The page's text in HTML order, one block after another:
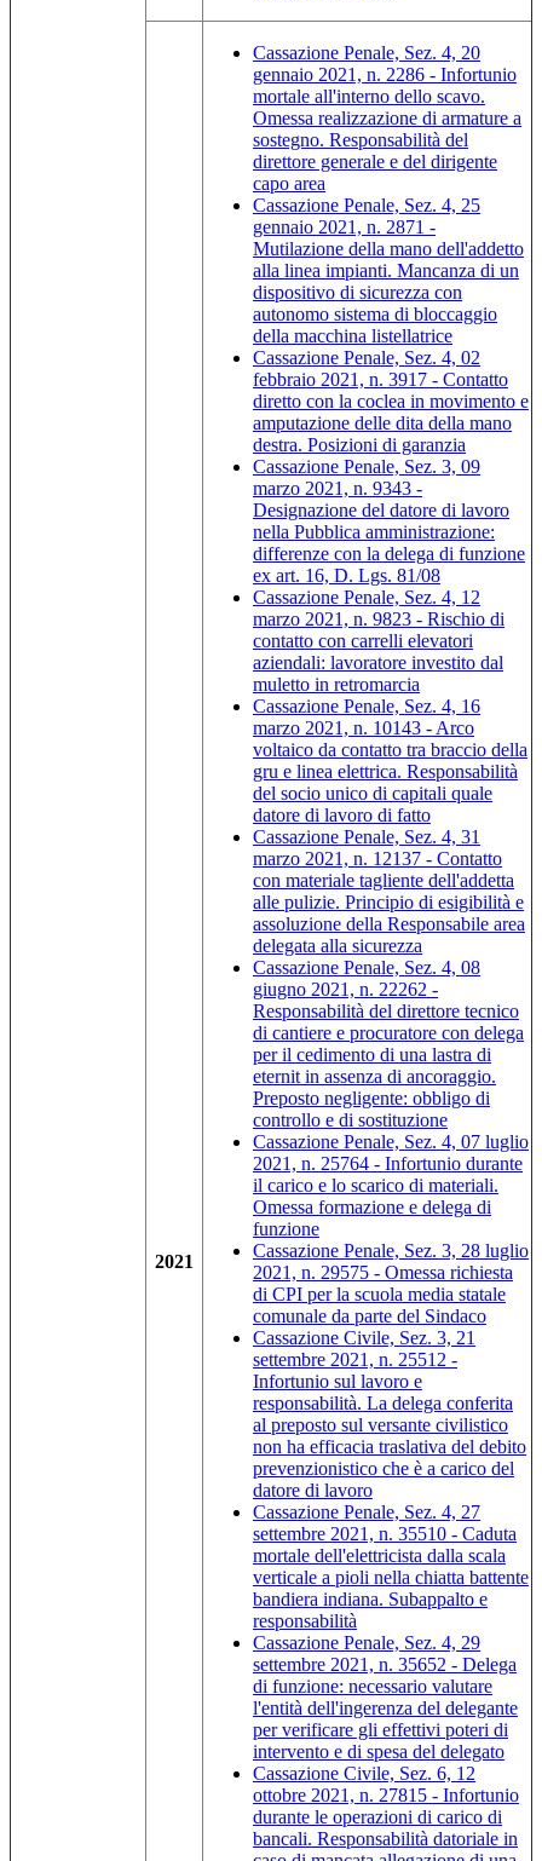
2021
Cassazione Penale, Sez. 4, 20
gennaio 2021, n. 2286 - Infortunio
mortale all'interno dello scavo.
Omessa realizzazione di armature a
sostegno. Responsabilità del
direttore generale e del dirigente
capo area
Cassazione Penale, Sez. 4, 25
gennaio 2021, n. 2871 -
Mutilazione della mano dell'addetto
alla linea impianti. Mancanza di un
dispositivo di sicurezza con
autonomo sistema di bloccaggio
della macchina listellatrice
Cassazione Penale, Sez. 4, 02
febbraio 2021, n. 3917 - Contatto
diretto con la coclea in movimento e
amputazione delle dita della mano
destra. Posizioni di garanzia
Cassazione Penale, Sez. 3, 09
marzo 2021, n. 9343 -
Designazione del datore di lavoro
nella Pubblica amministrazione:
differenze con la delega di funzione
ex art. 16, D. Lgs. 81/08
Cassazione Penale, Sez. 4, 12
marzo 2021, n. 9823 - Rischio di
contatto con carrelli elevatori
aziendali: lavoratore investito dal
muletto in retromarcia
Cassazione Penale, Sez. 4, 16
marzo 2021, n. 10143 - Arco
voltaico da contatto tra braccio della
gru e linea elettrica. Responsabilità
del socio unico di capitali quale
datore di lavoro di fatto
Cassazione Penale, Sez. 4, 31
marzo 2021, n. 12137 - Contatto
con materiale tagliente dell'addetta
alle pulizie. Principio di esigibilità e
assoluzione della Responsabile area
delegata alla sicurezza
Cassazione Penale, Sez. 4, 08
giugno 2021, n. 22262 -
Responsabilità del direttore tecnico
di cantiere e procuratore con delega
per il cedimento di una lastra di
eternit in assenza di ancoraggio.
Preposto negligente: obbligo di
controllo e di sostituzione
Cassazione Penale, Sez. 4, 07 luglio
2021, n. 25764 - Infortunio durante
il carico e lo scarico di materiali.
Omessa formazione e delega di
funzione
Cassazione Penale, Sez. 3, 28 luglio
2021, n. 29575 - Omessa richiesta
di CPI per la scuola media statale
comunale da parte del Sindaco
Cassazione Civile, Sez. 3, 21
settembre 2021, n. 25512 -
Infortunio sul lavoro e
responsabilità. La delega conferita
al preposto sul versante civilistico
non ha efficacia traslativa del debito
prevenzionistico che è a carico del
datore di lavoro
Cassazione Penale, Sez. 4, 27
settembre 2021, n. 35510 - Caduta
mortale dell'elettricista dalla scala
verticale a pioli nella chiatta battente
bandiera indiana. Subappalto e
responsabilità
Cassazione Penale, Sez. 4, 29
settembre 2021, n. 35652 - Delega
di funzione: necessario valutare
l'entità dell'ingerenza del delegante
per verificare gli effettivi poteri di
intervento e di spesa del delegato
Cassazione Civile, Sez. 6, 12
ottobre 2021, n. 27815 - Infortunio
durante le operazioni di carico di
bancali. Responsabilità datoriale in